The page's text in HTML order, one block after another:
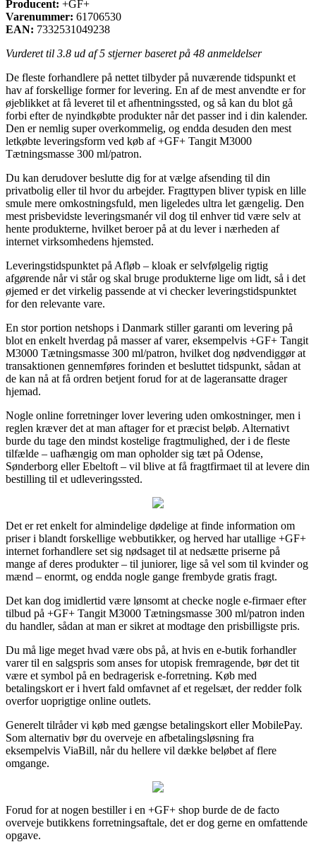
Producent: +GF+
Varenummer: 61706530
EAN: 7332531049238
Vurderet til 3.8 ud af 5 stjerner baseret på 48 anmeldelser
De fleste forhandlere på nettet tilbyder på nuværende tidspunkt et
hav af forskellige former for levering. En af de mest anvendte er for
øjeblikket at få leveret til et afhentningssted, og så kan du blot gå
forbi efter de nyindkøbte produkter når det passer ind i din kalender.
Den er nemlig super overkommelig, og endda desuden den mest
letkøbte leveringsform ved køb af +GF+ Tangit M3000
Tætningsmasse 300 ml/patron.
Du kan derudover beslutte dig for at vælge afsending til din
privatbolig eller til hvor du arbejder. Fragttypen bliver typisk en lille
smule mere omkostningsfuld, men ligeledes ultra let gængelig. Den
mest prisbevidste leveringsmanér vil dog til enhver tid være selv at
hente produkterne, hvilket beroer på at du lever i nærheden af
internet virksomhedens hjemsted.
Leveringstidspunktet på Afløb – kloak er selvfølgelig rigtig
afgørende når vi står og skal bruge produkterne lige om lidt, så i det
øjemed er det virkelig passende at vi checker leveringstidspunktet
for den relevante vare.
En stor portion netshops i Danmark stiller garanti om levering på
blot en enkelt hverdag på masser af varer, eksempelvis +GF+ Tangit
M3000 Tætningsmasse 300 ml/patron, hvilket dog nødvendiggør at
transaktionen gennemføres forinden et besluttet tidspunkt, sådan at
de kan nå at få ordren betjent forud for at de lageransatte drager
hjemad.
Nogle online forretninger lover levering uden omkostninger, men i
reglen kræver det at man aftager for et præcist beløb. Alternativt
burde du tage den mindst kostelige fragtmulighed, der i de fleste
tilfælde – uafhængig om man opholder sig tæt på Odense,
Sønderborg eller Ebeltoft – vil blive at få fragtfirmaet til at levere din
bestilling til et udleveringssted.
Det er ret enkelt for almindelige dødelige at finde information om
priser i blandt forskellige webbutikker, og herved har utallige +GF+
internet forhandlere set sig nødsaget til at nedsætte priserne på
mange af deres produkter – til juniorer, lige så vel som til kvinder og
mænd – enormt, og endda nogle gange frembyde gratis fragt.
Det kan dog imidlertid være lønsomt at checke nogle e-firmaer efter
tilbud på +GF+ Tangit M3000 Tætningsmasse 300 ml/patron inden
du handler, sådan at man er sikret at modtage den prisbilligste pris.
Du må lige meget hvad være obs på, at hvis en e-butik forhandler
varer til en salgspris som anses for utopisk fremragende, bør det tit
være et symbol på en bedragerisk e-forretning. Køb med
betalingskort er i hvert fald omfavnet af et regelsæt, der redder folk
overfor uoprigtige online outlets.
Generelt tilråder vi køb med gængse betalingskort eller MobilePay.
Som alternativ bør du overveje en afbetalingsløsning fra
eksempelvis ViaBill, når du hellere vil dække beløbet af flere
omgange.
Forud for at nogen bestiller i en +GF+ shop burde de de facto
overveje butikkens forretningsaftale, det er dog gerne en omfattende
opgave.